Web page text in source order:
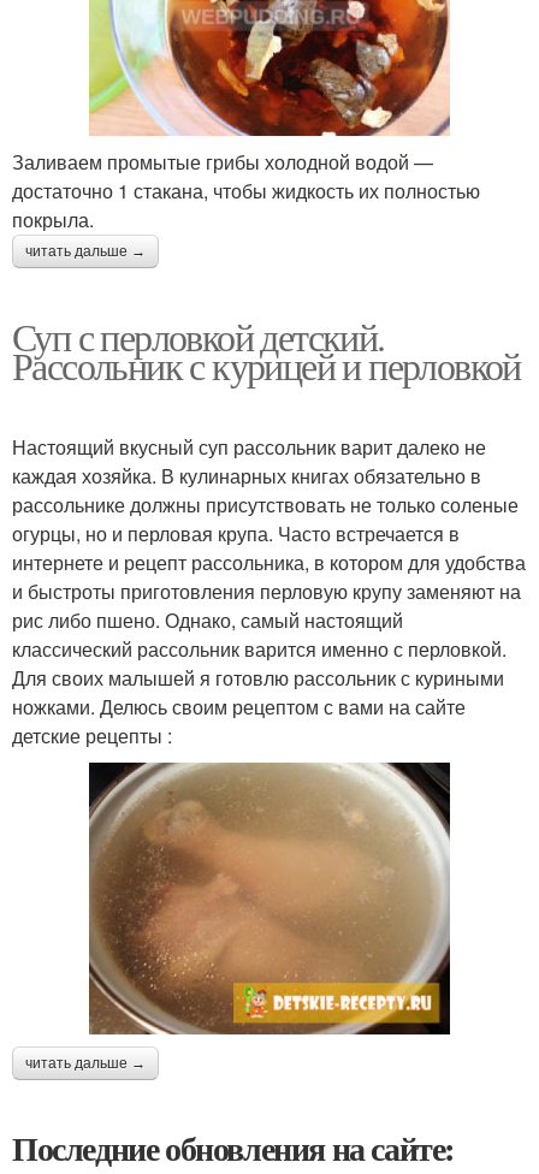
Заливаем промытые грибы холодной водой —
достаточно 1 стакана, чтобы жидкость их полностью
покрыла.
читать дальше →
Суп с перловкой детский.
Рассольник с курицей и перловкой
Настоящий вкусный суп рассольник варит далеко не
каждая хозяйка. В кулинарных книгах обязательно в
рассольнике должны присутствовать не только соленые
огурцы, но и перловая крупа. Часто встречается в
интернете и рецепт рассольника, в котором для удобства
и быстроты приготовления перловую крупу заменяют на
рис либо пшено. Однако, самый настоящий
классический рассольник варится именно с перловкой.
Для своих малышей я готовлю рассольник с куриными
ножками. Делюсь своим рецептом с вами на сайте
детские рецепты :
читать дальше →
Последние обновления на сайте: